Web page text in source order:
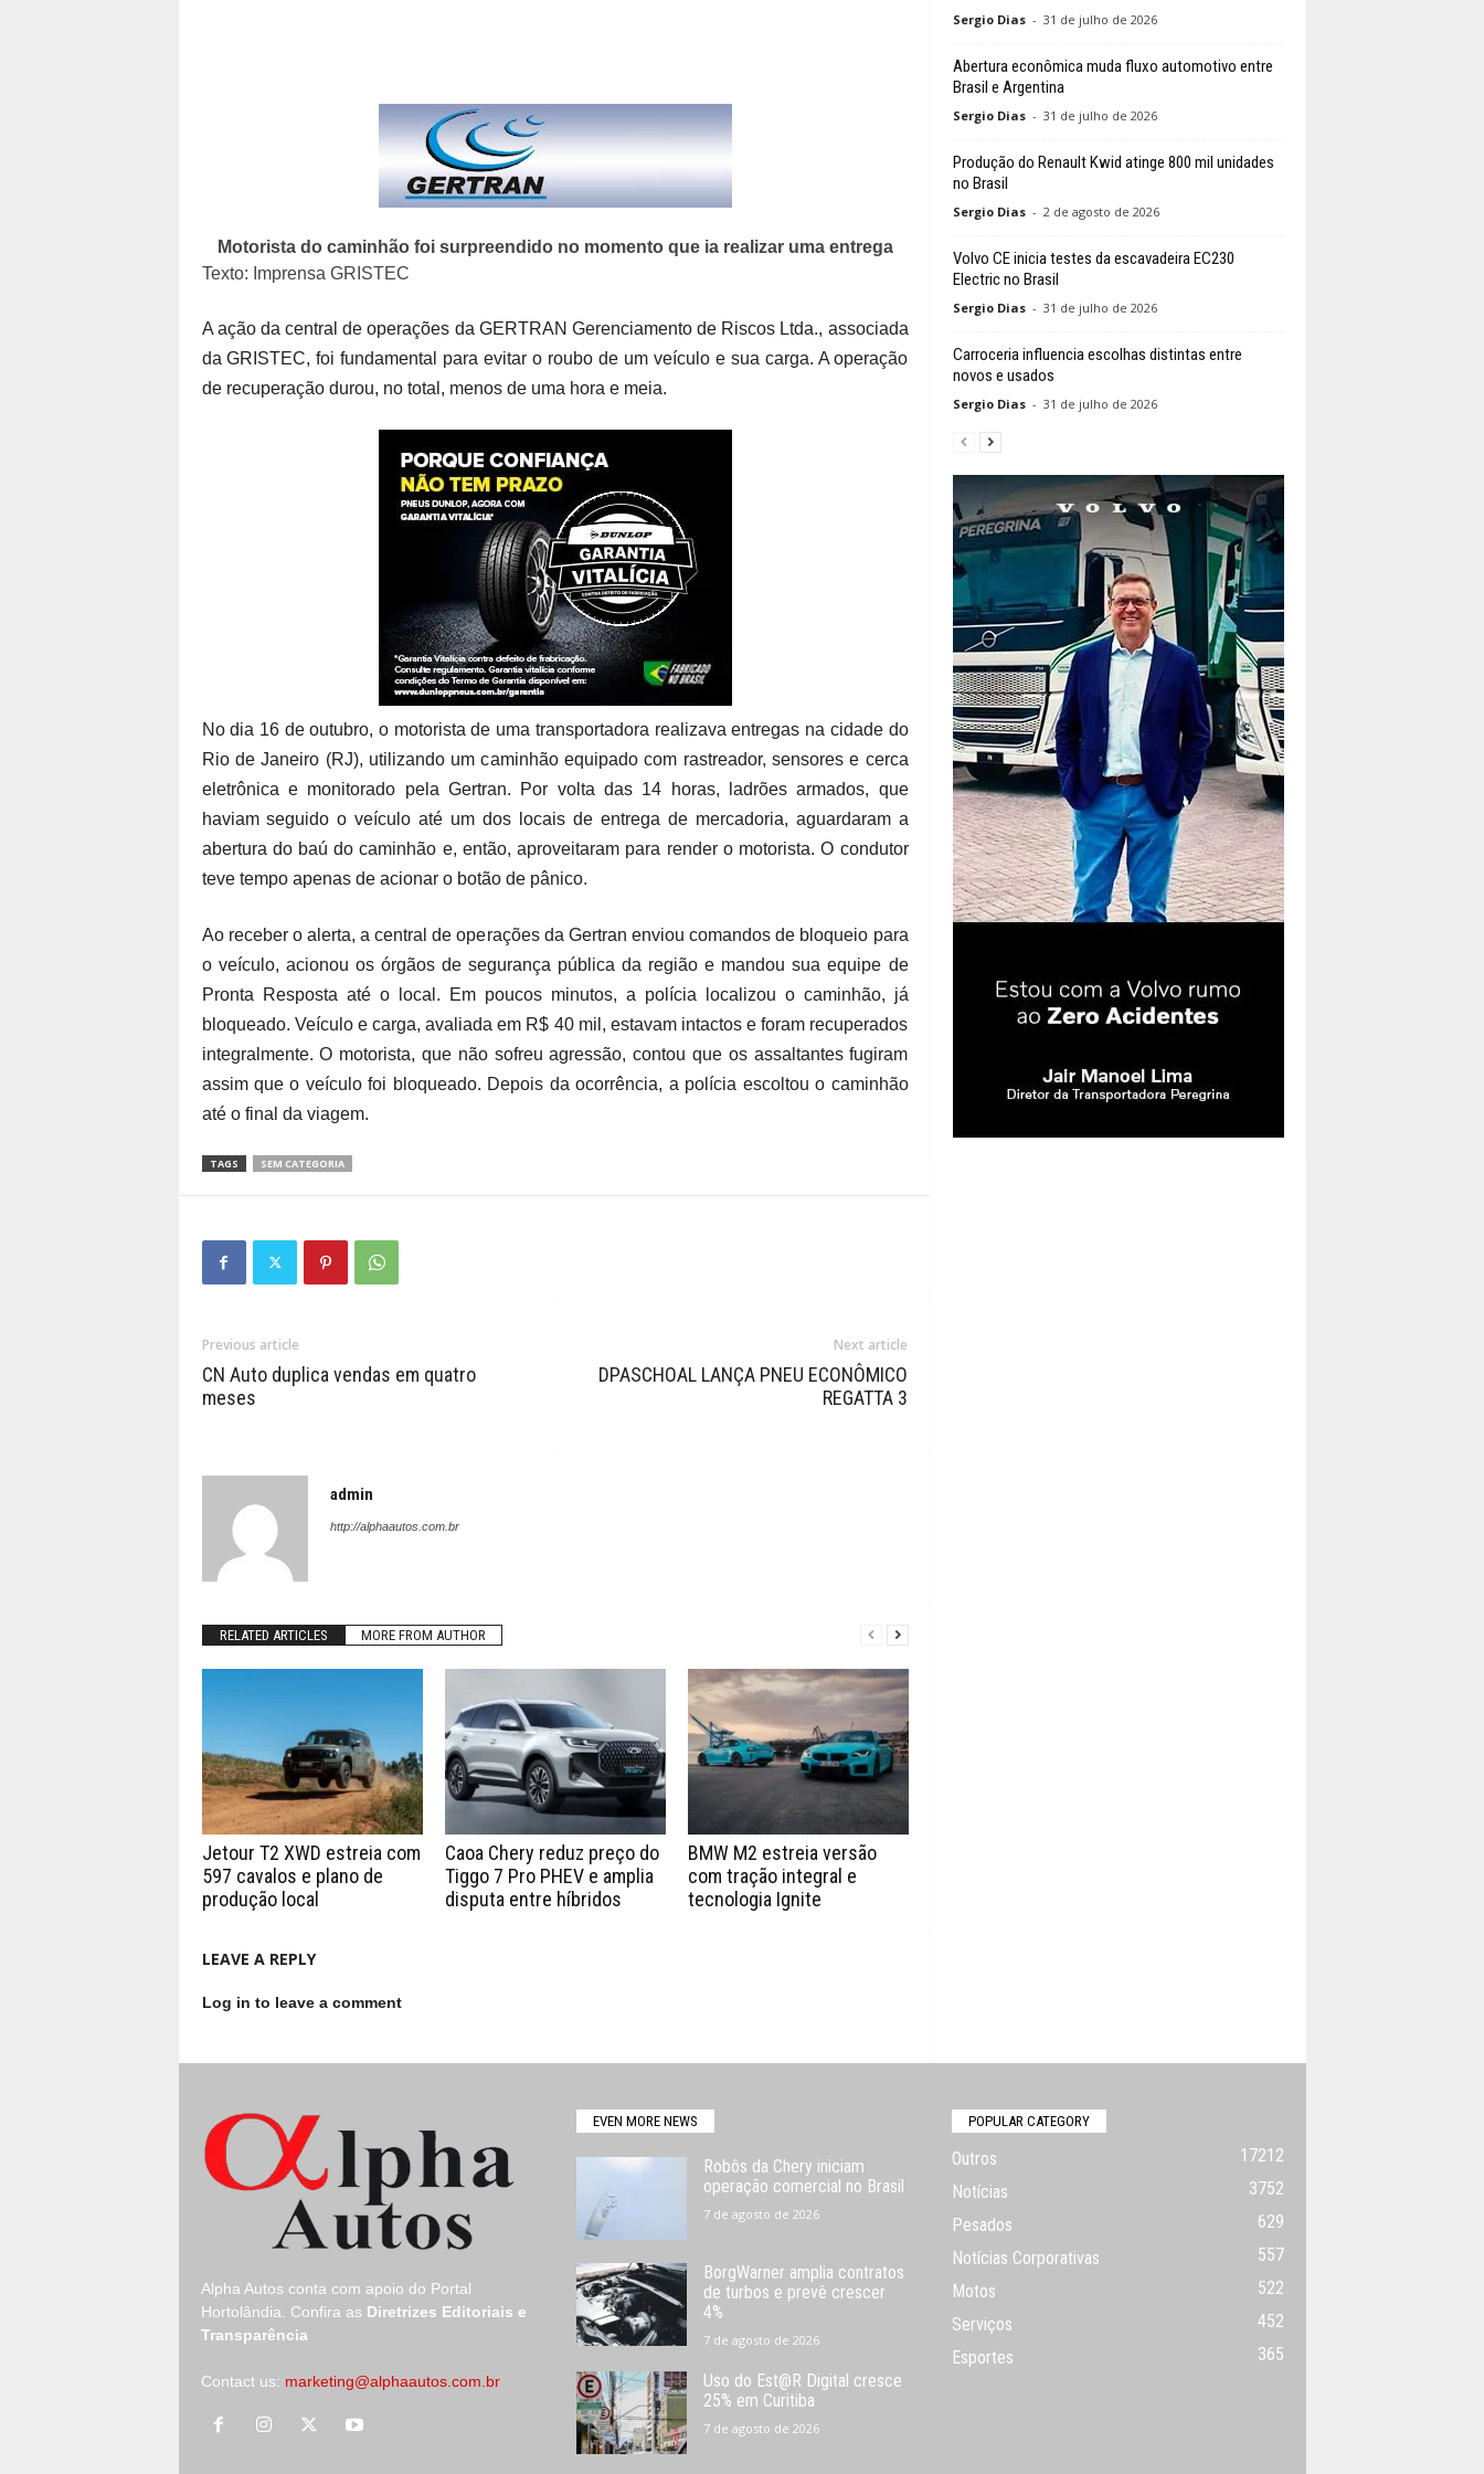
Motorista do caminhão foi surpreendido no momento que ia realizar uma entrega
Texto: Imprensa GRISTEC
A ação da central de operações da GERTRAN Gerenciamento de Riscos Ltda., associada
da GRISTEC, foi fundamental para evitar o roubo de um veículo e sua carga. A operação
de recuperação durou, no total, menos de uma hora e meia.
No dia 16 de outubro, o motorista de uma transportadora realizava entregas na cidade do
Rio de Janeiro (RJ), utilizando um caminhão equipado com rastreador, sensores e cerca
eletrônica e monitorado pela Gertran. Por volta das 14 horas, ladrões armados, que
haviam seguido o veículo até um dos locais de entrega de mercadoria, aguardaram a
abertura do baú do caminhão e, então, aproveitaram para render o motorista. O condutor
teve tempo apenas de acionar o botão de pânico.
Ao receber o alerta, a central de operações da Gertran enviou comandos de bloqueio para
o veículo, acionou os órgãos de segurança pública da região e mandou sua equipe de
Pronta Resposta até o local. Em poucos minutos, a polícia localizou o caminhão, já
bloqueado. Veículo e carga, avaliada em R$ 40 mil, estavam intactos e foram recuperados
integralmente. O motorista, que não sofreu agressão, contou que os assaltantes fugiram
assim que o veículo foi bloqueado. Depois da ocorrência, a polícia escoltou o caminhão
até o final da viagem.
TAGS SEM CATEGORIA
Previous article
CN Auto duplica vendas em quatro
meses
Next article
DPASCHOAL LANÇA PNEU ECONÔMICO
REGATTA 3
admin
http://alphaautos.com.br
RELATED ARTICLES MORE FROM AUTHOR
Jetour T2 XWD estreia com
597 cavalos e plano de
produção local
Caoa Chery reduz preço do
Tiggo 7 Pro PHEV e amplia
disputa entre híbridos
BMW M2 estreia versão
com tração integral e
tecnologia Ignite
LEAVE A REPLY
Log in to leave a comment
Sergio Dias - 31 de julho de 2026
Abertura econômica muda fluxo automotivo entre
Brasil e Argentina
Sergio Dias - 31 de julho de 2026
Produção do Renault Kwid atinge 800 mil unidades
no Brasil
Sergio Dias - 2 de agosto de 2026
Volvo CE inicia testes da escavadeira EC230
Electric no Brasil
Sergio Dias - 31 de julho de 2026
Carroceria influencia escolhas distintas entre
novos e usados
Sergio Dias - 31 de julho de 2026
Alpha Autos conta com apoio do Portal
Hortolândia.
Confira as Diretrizes Editoriais e
Transparência
Contact us: marketing@alphaautos.com.br
EVEN MORE NEWS
Robôs da Chery iniciam
operação comercial no Brasil
7 de agosto de 2026
BorgWarner amplia contratos
de turbos e prevê crescer
4%
7 de agosto de 2026
Uso do Est@R Digital cresce
25% em Curitiba
7 de agosto de 2026
POPULAR CATEGORY
Outros
17212
Notícias
3752
Pesados
629
Notícias Corporativas
557
Motos
522
Serviços
452
Esportes
365